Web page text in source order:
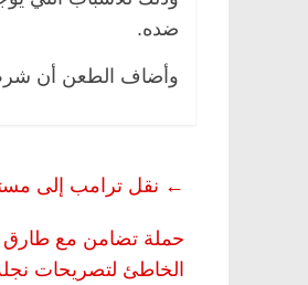
ضده.
وأضاف الطعن أن شرط
← نقل ترامب إلى
حملة تضامن مع طارق
الخاطئ لتصريحات